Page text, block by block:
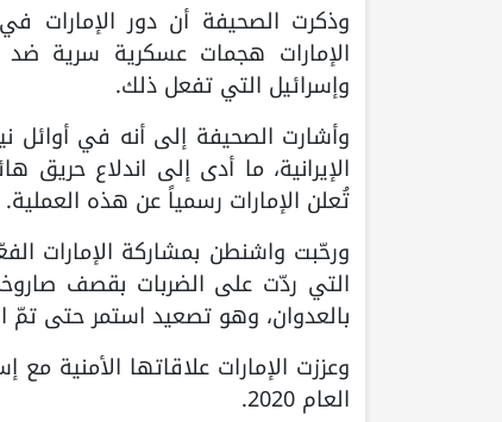
وذكرت الصحيفة أن دور الإمارات
الإمارات هجمات عسكرية سرية ضد
وإسرائيل التي تفعل ذلك.
وأشارت الصحيفة إلى أنه في أوائل
الإيرانية، ما أدى إلى اندلاع
تُعلن الإمارات رسمياً عن هذه العملية.
ورحّبت واشنطن بمشاركة الإمارات
التي ردّت على الضربات بقصف
بالعدوان، وهو تصعيد استمر حتى تمّ
وعززت الإمارات علاقاتها الأمنية
العام 2020.